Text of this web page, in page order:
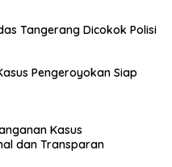
Tangerang Dicokok Polisi
Pengeroyokan Siap
Kasus
dan Transparan